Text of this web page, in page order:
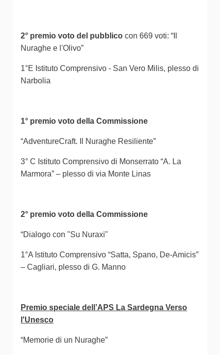
2° premio voto del pubblico con 669 voti: “Il
Nuraghe e l'Olivo”
1°E Istituto Comprensivo - San Vero Milis, plesso di
Narbolia
1° premio voto della Commissione
“AdventureCraft. Il Nuraghe Resiliente”
3° C Istituto Comprensivo di Monserrato “A. La
Marmora” – plesso di via Monte Linas
2° premio voto della Commissione
“Dialogo con "Su Nuraxi"
1°A Istituto Comprensivo “Satta, Spano, De-Amicis”
– Cagliari, plesso di G. Manno
Premio speciale dell’APS La Sardegna Verso
l'Unesco
“Memorie di un Nuraghe”